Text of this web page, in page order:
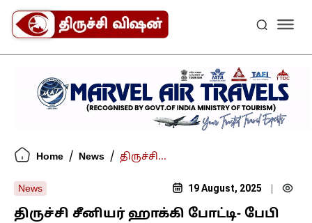
Home / News / திருச்சி...
News 19 August, 2025
திருச்சி சீனியர் ஹாக்கி போட்டி- பேபி